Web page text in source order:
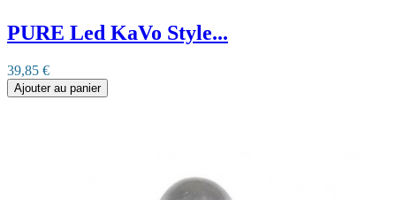
PURE Led KaVo Style...
39,85 €
Ajouter au panier